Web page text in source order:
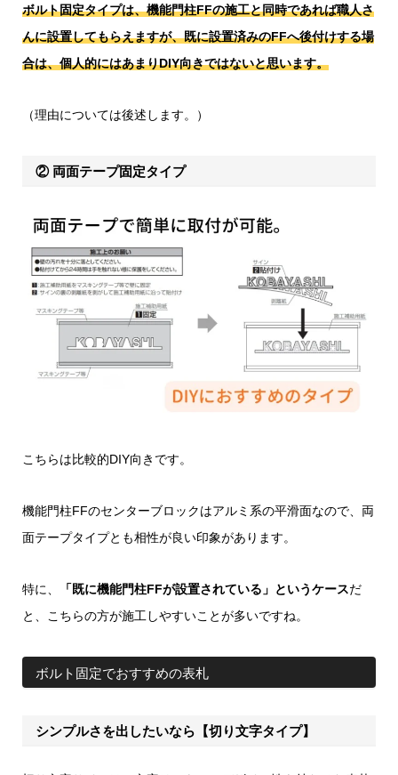
ボルト固定タイプは、機能門柱FFの施工と同時であれば職人さ
んに設置してもらえますが、既に設置済みのFFへ後付けする場
合は、個人的にはあまりDIY向きではないと思います。
（理由については後述します。）
② 両面テープ固定タイプ
こちらは比較的DIY向きです。
機能門柱FFのセンターブロックはアルミ系の平滑面なので、両
面テープタイプとも相性が良い印象があります。
特に、 「既に機能門柱FFが設置されている」というケースだ
と、こちらの方が施工しやすいことが多いですね。
ボルト固定でおすすめの表札
シンプルさを出したいなら【切り文字タイプ】